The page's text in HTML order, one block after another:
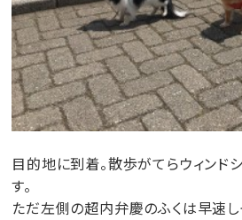
目的地に到着。散歩がてらウィンド
す。
ただ左側の超内弁慶のふくは早速